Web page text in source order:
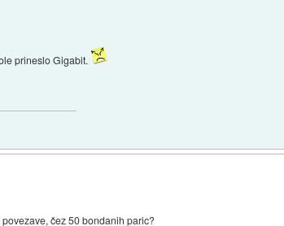
prineslo Gigabit.
čez 50 bondanih paric?